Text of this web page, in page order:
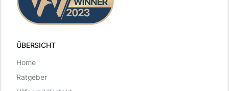
ÜBERSICHT
Home
Ratgeber